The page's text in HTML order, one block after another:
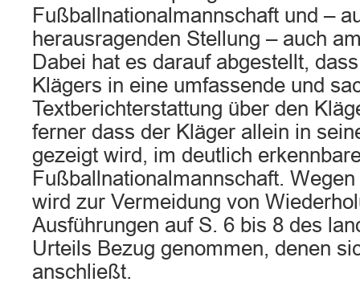
Fußballnationalmannschaft und –
herausragenden Stellung – auch
Dabei hat es darauf abgestellt,
Klägers in eine umfassende und
Textberichterstattung über den
ferner dass der Kläger allein in
gezeigt wird, im deutlich
Fußballnationalmannschaft.
wird zur Vermeidung von
Ausführungen auf S. 6 bis 8 des
Urteils Bezug genommen, denen
anschließt.